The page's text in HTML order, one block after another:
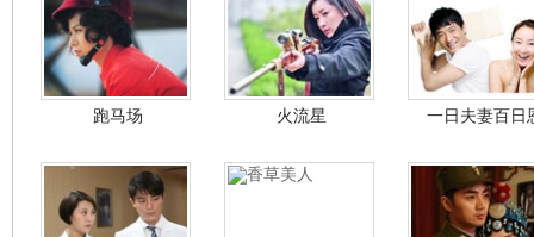
跑马场 火流星 一日夫妻百日